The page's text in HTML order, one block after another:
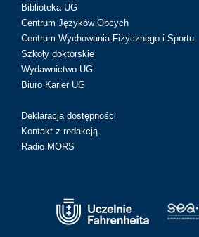
Biblioteka UG
Centrum Języków Obcych
Centrum Wychowania Fizycznego i Sportu
Szkoły doktorskie
Wydawnictwo UG
Biuro Karier UG
Deklaracja dostępności
Kontakt z redakcją
Radio MORS